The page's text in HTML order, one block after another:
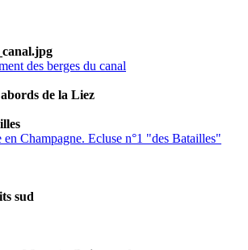
des berges du canal
de la Liez
Champagne. Ecluse n°1 "des Batailles"
sud